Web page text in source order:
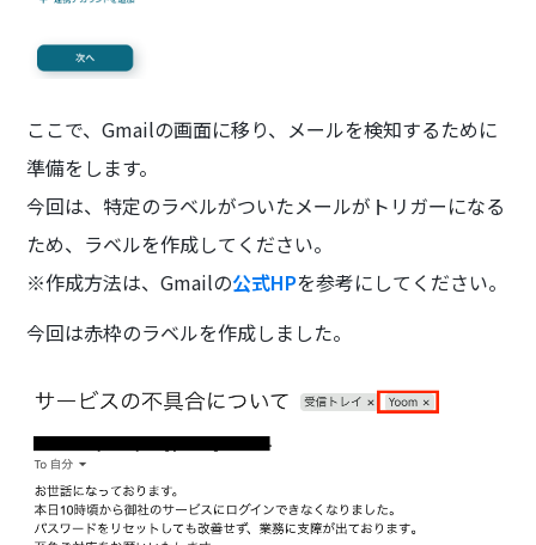
ここで、Gmailの画面に移り、メールを検知するために
準備をします。
今回は、特定のラベルがついたメールがトリガーになる
ため、ラベルを作成してください。
※作成方法は、Gmailの公式HPを参考にしてください。
今回は赤枠のラベルを作成しました。